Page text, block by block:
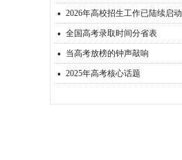
· 2026年高校招生工作已陆续启动
· 全国高考录取时间分省表
· 当高考放榜的钟声敲响
· 2025年高考核心话题